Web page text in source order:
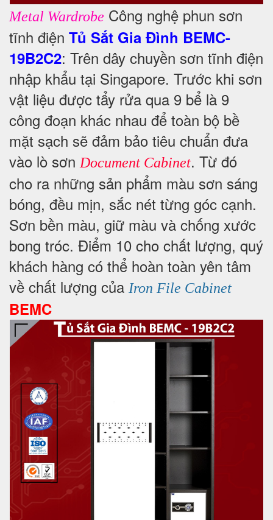
Metal Wardrobe Công nghệ phun sơn
tĩnh điện Tủ Sắt Gia Đình BEMC-
19B2C2: Trên dây chuyền sơn tĩnh điện
nhập khẩu tại Singapore. Trước khi sơn
vật liệu được tẩy rửa qua 9 bể là 9
công đoạn khác nhau để toàn bộ bề
mặt sạch sẽ đảm bảo tiêu chuẩn đưa
vào lò sơn Document Cabinet. Từ đó
cho ra những sản phẩm màu sơn sáng
bóng, đều mịn, sắc nét từng góc cạnh.
Sơn bền màu, giữ màu và chống xước
bong tróc. Điểm 10 cho chất lượng, quý
khách hàng có thể hoàn toàn yên tâm
về chất lượng của Iron File Cabinet
BEMC